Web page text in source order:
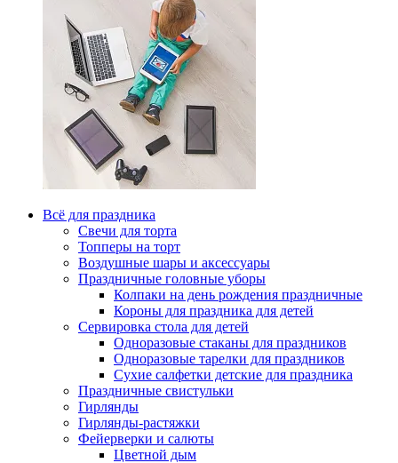
Всё для праздника
Свечи для торта
Топперы на торт
Воздушные шары и аксессуары
Праздничные головные уборы
Колпаки на день рождения праздничные
Короны для праздника для детей
Сервировка стола для детей
Одноразовые стаканы для праздников
Одноразовые тарелки для праздников
Сухие салфетки детские для праздника
Праздничные свистульки
Гирлянды
Гирлянды-растяжки
Фейерверки и салюты
Цветной дым